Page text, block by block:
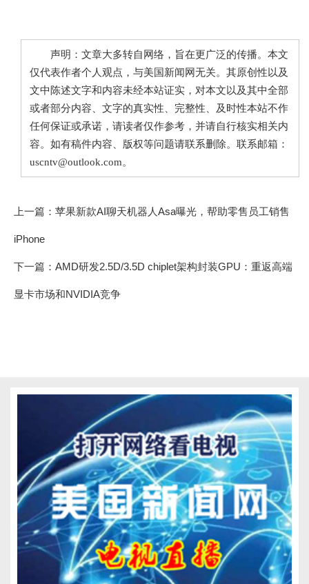
声明：文章大多转自网络，旨在更广泛的传播。本文
仅代表作者个人观点，与美国新闻网无关。其原创性以及
文中陈述文字和内容未经本站证实，对本文以及其中全部
或者部分内容、文字的真实性、完整性、及时性本站不作
任何保证或承诺，请读者仅作参考，并请自行核实相关内
容。如有稿件内容、版权等问题请联系删除。联系邮箱：
uscntv@outlook.com。
上一篇： 苹果新款AI聊天机器人Asa曝光，帮助零售员工销售
iPhone
下一篇： AMD研发2.5D/3.5D chiplet架构封装GPU：重返高端
显卡市场和NVIDIA竞争